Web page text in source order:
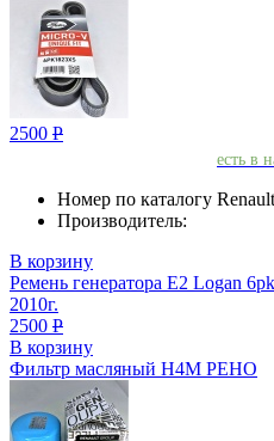
2500 Р
есть в
Номер по каталогу
Производитель:
В корзину
Ремень генератора Е2 Logan
2010г.
2500 Р
В корзину
Фильтр масляный H4M РЕНО